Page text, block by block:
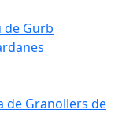
de Gurb
de Granollers de